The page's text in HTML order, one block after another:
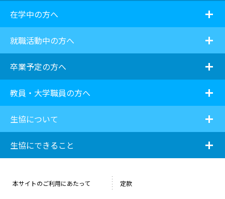
在学中の方へ
就職活動中の方へ
卒業予定の方へ
教員・大学職員の方へ
生協について
生協にできること
本サイトのご利用にあたって 定款